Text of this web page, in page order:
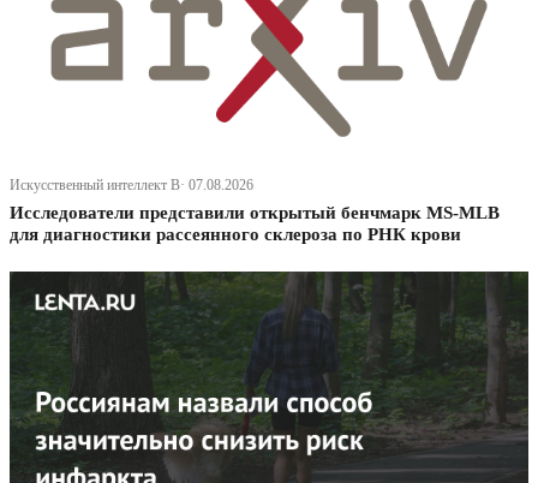
Искусственный интеллект В· 07.08.2026
Исследователи представили открытый бенчмарк MS-MLB
для диагностики рассеянного склероза по РНК крови